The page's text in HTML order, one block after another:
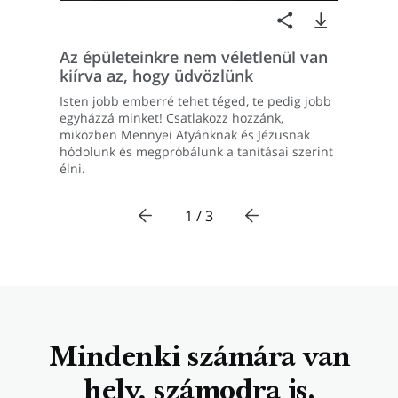
Az épületeinkre nem véletlenül van
kiírva az, hogy üdvözlünk
Isten jobb emberré tehet téged, te pedig jobb
egyházzá minket! Csatlakozz hozzánk,
miközben Mennyei Atyánknak és Jézusnak
hódolunk és megpróbálunk a tanításai szerint
élni.
1 / 3
Mindenki számára van